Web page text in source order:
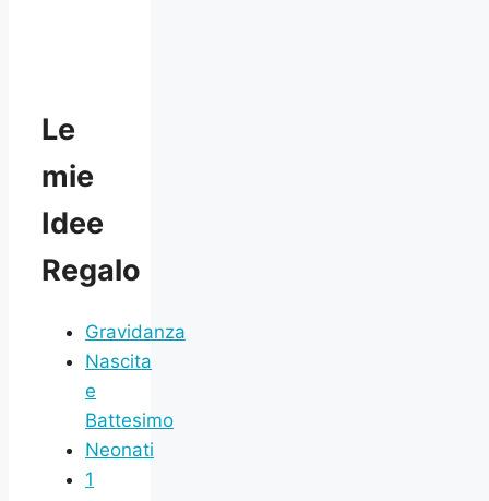
Le
mie
Idee
Regalo
Gravidanza
Nascita
e
Battesimo
Neonati
1